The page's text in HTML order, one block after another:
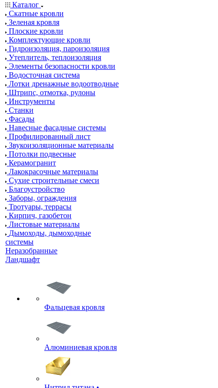
Каталог
Скатные кровли
Зеленая кровля
Плоские кровли
Комплектующие кровли
Гидроизоляция, пароизоляция
Утеплитель, теплоизоляция
Элементы безопасности кровли
Водосточная система
Лотки дренажные водоотводные
Штрипс, отмотка, рулоны
Инструменты
Станки
Фасады
Навесные фасадные системы
Профилированный лист
Звукоизоляционные материалы
Потолки подвесные
Керамогранит
Лакокрасочные материалы
Сухие строительные смеси
Благоустройство
Заборы, ограждения
Тротуары, террасы
Кирпич, газобетон
Листовые материалы
Дымоходы, дымоходные
системы
Неразобранные
Ландшафт
Фальцевая кровля
Алюминиевая кровля